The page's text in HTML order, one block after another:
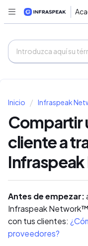
Inicio Infraspeak
Compartir
cliente a
Antes de empezar:
Infraspeak
con tus clientes:
proveedores?